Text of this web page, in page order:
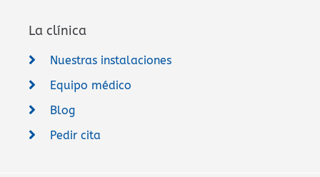
La clínica
Nuestras instalaciones
Equipo médico
Blog
Pedir cita